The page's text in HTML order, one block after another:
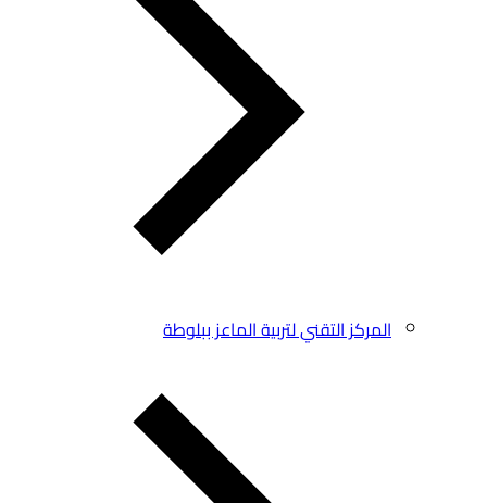
المركز التقني لتربية الماعز ببلوطة